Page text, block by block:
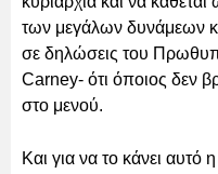
των μεγάλων δυνάμεων
σε δηλώσεις του
Carney- ότι όποιος δεν
στο μενού.
Και για να το κάνει